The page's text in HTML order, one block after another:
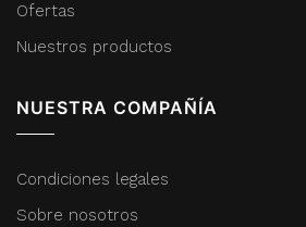
Ofertas
Nuestros productos
NUESTRA COMPAÑÍA
Condiciones legales
Sobre nosotros